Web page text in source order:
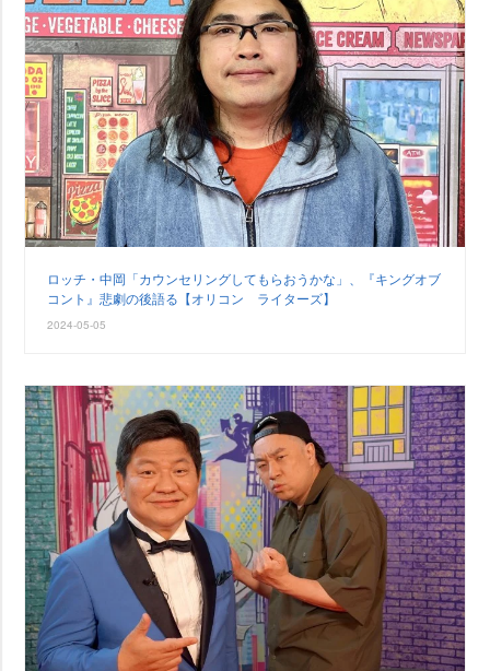
ロッチ・中岡「カウンセリングしてもらおうかな」、『キングオブ
コント』悲劇の後語る【オリコン ライターズ】
2024-05-05